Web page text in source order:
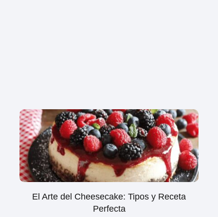
El Arte del Cheesecake: Tipos y Receta
Perfecta